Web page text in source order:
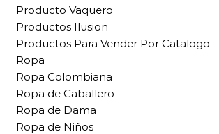
Producto Vaquero
Productos Ilusion
Productos Para Vender Por Catalogo
Ropa
Ropa Colombiana
Ropa de Caballero
Ropa de Dama
Ropa de Niños